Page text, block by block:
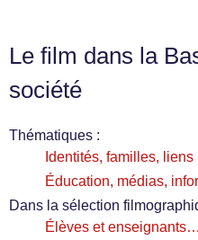
Le film dans la
société
Thématiques :
Identités, familles,
Éducation, médias,
Dans la sélection
Élèves et